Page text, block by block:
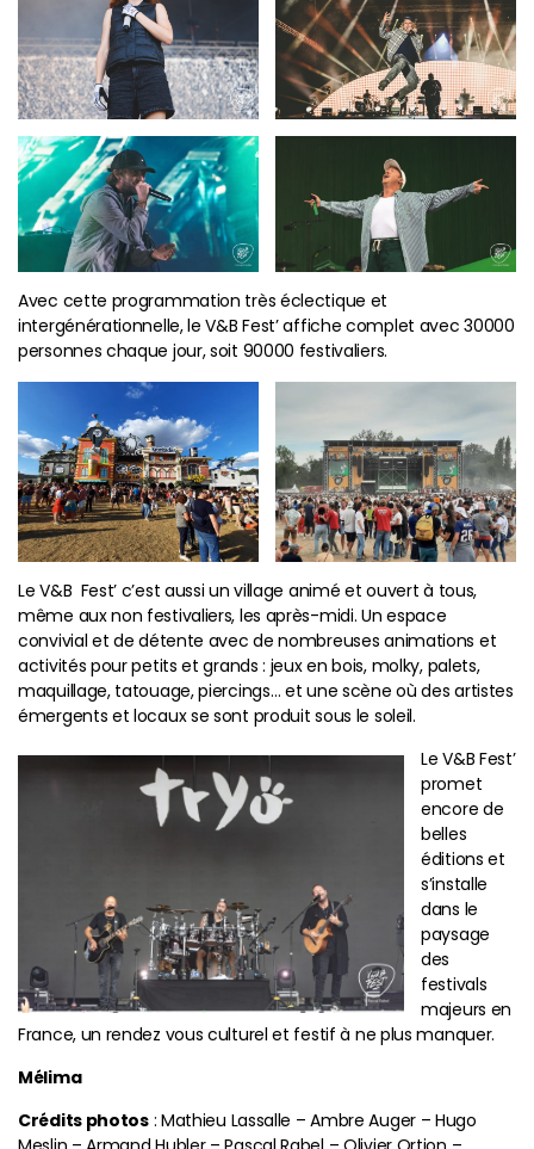
Avec cette programmation très éclectique et
intergénérationnelle, le V&B Fest’ affiche complet avec 30000
personnes chaque jour, soit 90000 festivaliers.
Le V&B Fest’ c’est aussi un village animé et ouvert à tous,
même aux non festivaliers, les après-midi. Un espace
convivial et de détente avec de nombreuses animations et
activités pour petits et grands : jeux en bois, molky, palets,
maquillage, tatouage, piercings… et une scène où des artistes
émergents et locaux se sont produit sous le soleil.
Le V&B Fest’
promet
encore de
belles
éditions et
s’installe
dans le
paysage
des
festivals
majeurs en
France, un rendez vous culturel et festif à ne plus manquer.
Mélima
Crédits photos: Mathieu Lassalle – Ambre Auger – Hugo